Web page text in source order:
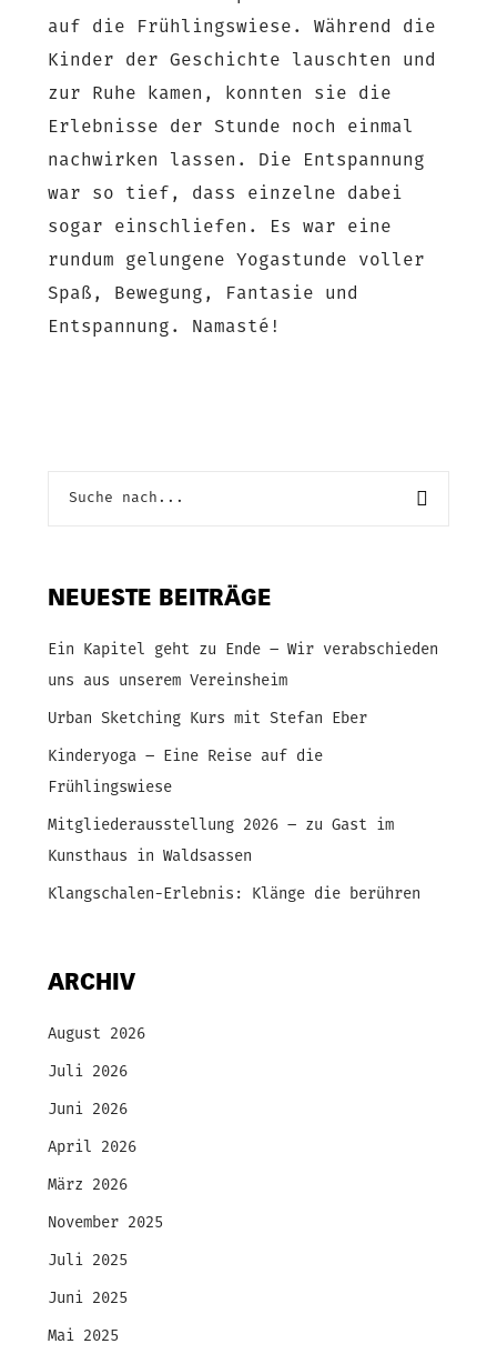
auf die Frühlingswiese. Während die
Kinder der Geschichte lauschten und
zur Ruhe kamen, konnten sie die
Erlebnisse der Stunde noch einmal
nachwirken lassen. Die Entspannung
war so tief, dass einzelne dabei
sogar einschliefen. Es war eine
rundum gelungene Yogastunde voller
Spaß, Bewegung, Fantasie und
Entspannung. Namasté!
NEUESTE BEITRÄGE
Ein Kapitel geht zu Ende – Wir verabschieden
uns aus unserem Vereinsheim
Urban Sketching Kurs mit Stefan Eber
Kinderyoga – Eine Reise auf die
Frühlingswiese
Mitgliederausstellung 2026 – zu Gast im
Kunsthaus in Waldsassen
Klangschalen-Erlebnis: Klänge die berühren
ARCHIV
August 2026
Juli 2026
Juni 2026
April 2026
März 2026
November 2025
Juli 2025
Juni 2025
Mai 2025